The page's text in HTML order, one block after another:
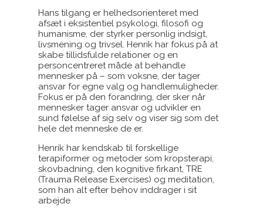
Hans tilgang er helhedsorienteret med
afsæt i eksistentiel psykologi, filosofi og
humanisme, der styrker personlig indsigt,
livsmening og trivsel. Henrik har fokus på at
skabe tillidsfulde relationer og en
personcentreret måde at behandle
mennesker på – som voksne, der tager
ansvar for egne valg og handlemuligheder.
Fokus er på den forandring, der sker når
mennesker tager ansvar og udvikler en
sund følelse af sig selv og viser sig som det
hele det menneske de er.
Henrik har kendskab til forskellige
terapiformer og metoder som kropsterapi,
skovbadning, den kognitive firkant, TRE
(Trauma Release Exercises) og meditation,
som han alt efter behov inddrager i sit
arbejde